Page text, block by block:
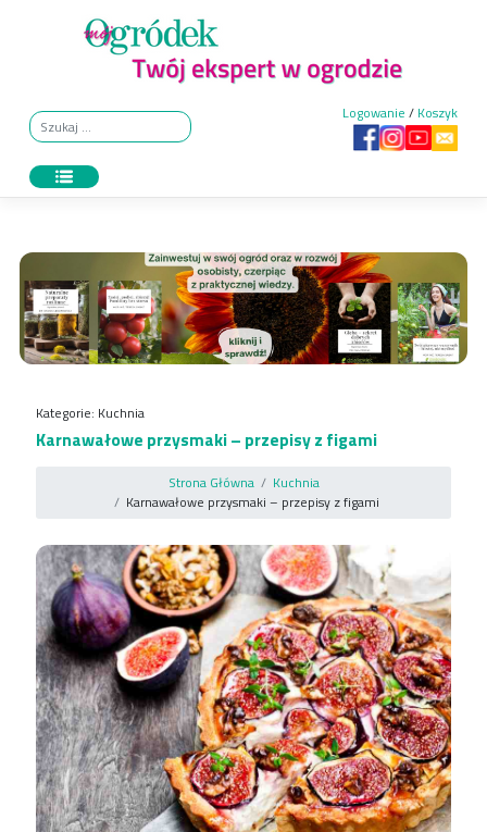
Logowanie / Koszyk
Kategorie: Kuchnia
Karnawałowe przysmaki – przepisy z figami
Strona Główna
Kuchnia
Karnawałowe przysmaki – przepisy z figami